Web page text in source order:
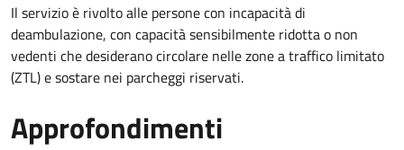
Il servizio è rivolto alle persone con incapacità di
deambulazione, con capacità sensibilmente ridotta o non
vedenti che desiderano circolare nelle zone a traffico limitato
(ZTL) e sostare nei parcheggi riservati.
Approfondimenti